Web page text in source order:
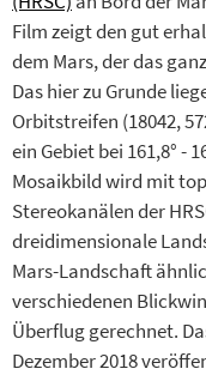
Film zeigt den gut
dem Mars, der das
Das hier zu Grunde
Orbitstreifen (18042,
ein Gebiet bei 161,8° -
Mosaikbild wird mit
Stereokanälen der
dreidimensionale
Mars-Landschaft
verschiedenen
Überflug gerechnet.
Dezember 2018